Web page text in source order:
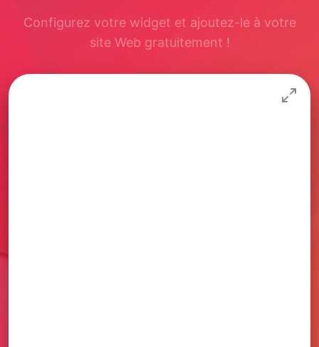
Configurez votre widget et ajoutez-le à votre
site Web gratuitement !